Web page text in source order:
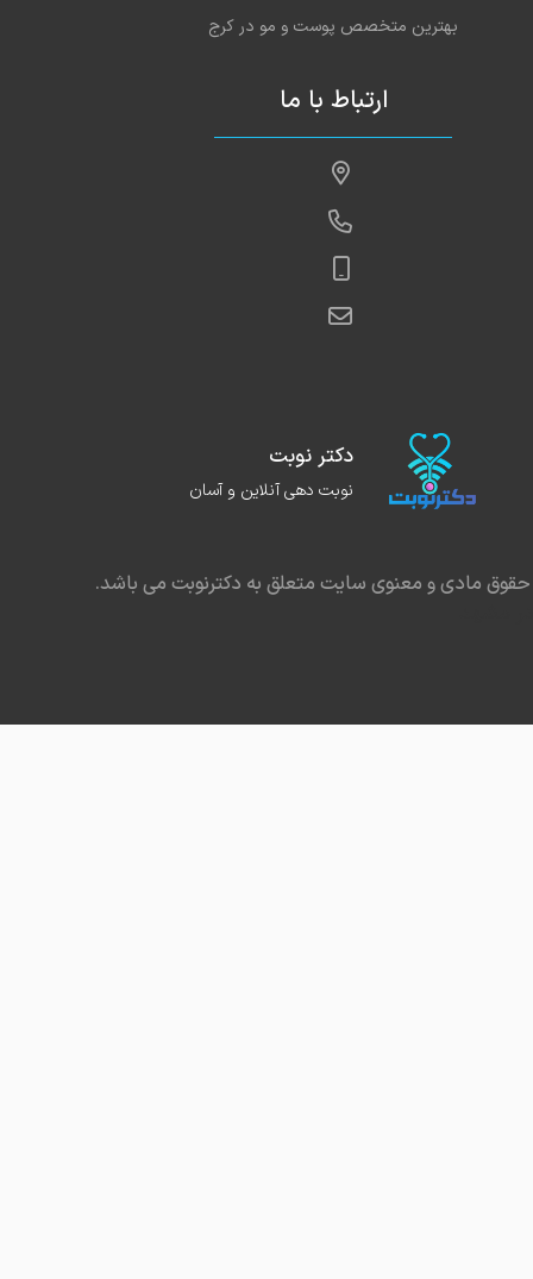
بهترین متخصص پوست و مو در کرج
ارتباط با ما
دکتر نوبت
نوبت دهی آنلاین و آسان
مادی و معنوی سایت متعلق به دکترنوبت می باشد.